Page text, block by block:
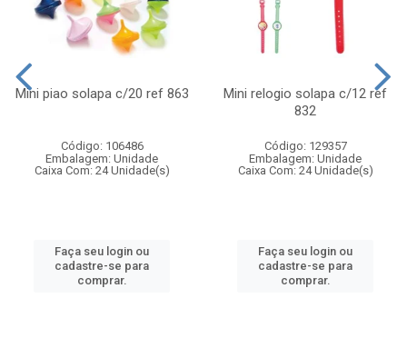
Mini piao solapa c/20 ref 863
Código: 106486
Embalagem: Unidade
Caixa Com: 24 Unidade(s)
Faça seu login ou
cadastre-se para
comprar.
Mini relogio solapa c/12 ref
832
Código: 129357
Embalagem: Unidade
Caixa Com: 24 Unidade(s)
Faça seu login ou
cadastre-se para
comprar.